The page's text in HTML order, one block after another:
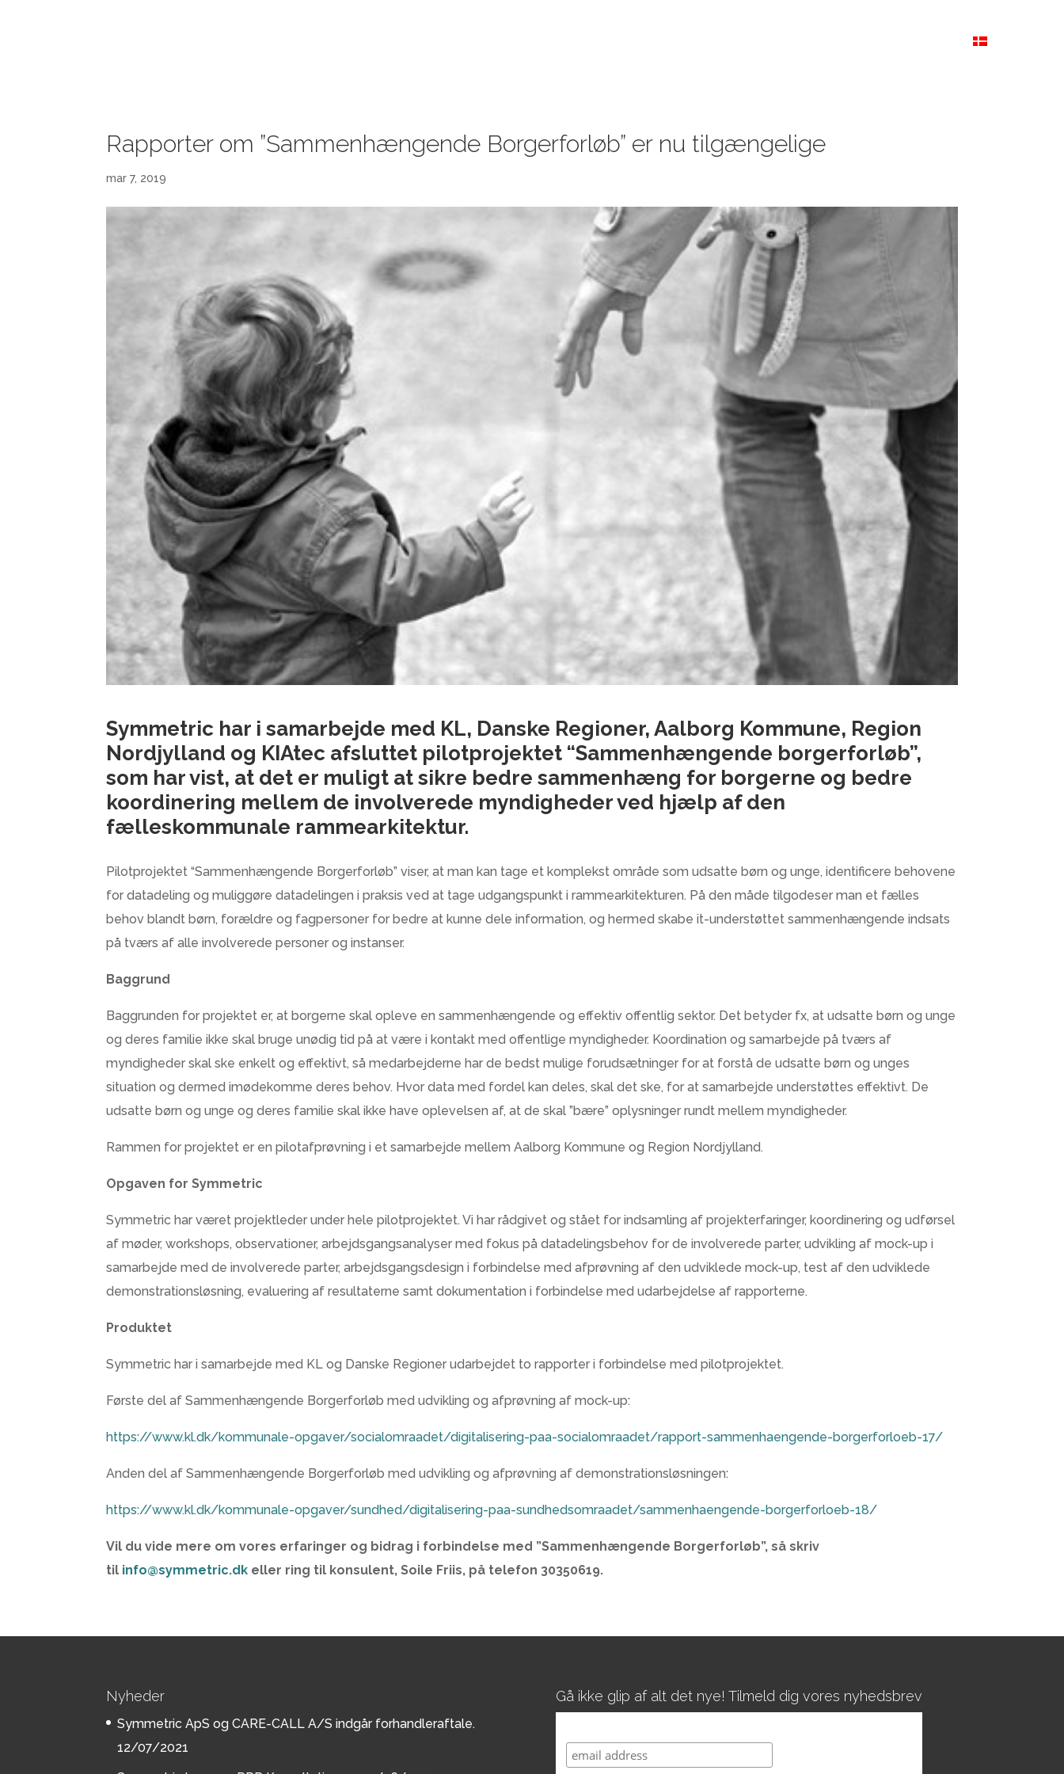
Rapporter om ”Sammenhængende Borgerforløb” er nu tilgængelige
mar 7, 2019
Symmetric har i samarbejde med KL, Danske Regioner, Aalborg Kommune, Region
Nordjylland og KIAtec afsluttet pilotprojektet “Sammenhængende borgerforløb”,
som har vist, at det er muligt at sikre bedre sammenhæng for borgerne og bedre
koordinering mellem de involverede myndigheder ved hjælp af den
fælleskommunale rammearkitektur.
Pilotprojektet “Sammenhængende Borgerforløb” viser, at man kan tage et komplekst område som udsatte børn og unge, identificere behovene
for datadeling og muliggøre datadelingen i praksis ved at tage udgangspunkt i rammearkitekturen. På den måde tilgodeser man et fælles
behov blandt børn, forældre og fagpersoner for bedre at kunne dele information, og hermed skabe it-understøttet sammenhængende indsats
på tværs af alle involverede personer og instanser.
Baggrund
Baggrunden for projektet er, at borgerne skal opleve en sammenhængende og effektiv offentlig sektor. Det betyder fx, at udsatte børn og unge
og deres familie ikke skal bruge unødig tid på at være i kontakt med offentlige myndigheder. Koordination og samarbejde på tværs af
myndigheder skal ske enkelt og effektivt, så medarbejderne har de bedst mulige forudsætninger for at forstå de udsatte børn og unges
situation og dermed imødekomme deres behov. Hvor data med fordel kan deles, skal det ske, for at samarbejde understøttes effektivt. De
udsatte børn og unge og deres familie skal ikke have oplevelsen af, at de skal ”bære” oplysninger rundt mellem myndigheder.
Rammen for projektet er en pilotafprøvning i et samarbejde mellem Aalborg Kommune og Region Nordjylland.
Opgaven for Symmetric
Symmetric har været projektleder under hele pilotprojektet. Vi har rådgivet og stået for indsamling af projekterfaringer, koordinering og udførsel
af møder, workshops, observationer, arbejdsgangsanalyser med fokus på datadelingsbehov for de involverede parter, udvikling af mock-up i
samarbejde med de involverede parter, arbejdsgangsdesign i forbindelse med afprøvning af den udviklede mock-up, test af den udviklede
demonstrationsløsning, evaluering af resultaterne samt dokumentation i forbindelse med udarbejdelse af rapporterne.
Produktet
Symmetric har i samarbejde med KL og Danske Regioner udarbejdet to rapporter i forbindelse med pilotprojektet.
Første del af Sammenhængende Borgerforløb med udvikling og afprøvning af mock-up:
https://www.kl.dk/kommunale-opgaver/socialomraadet/digitalisering-paa-socialomraadet/rapport-sammenhaengende-borgerforloeb-17/
Anden del af Sammenhængende Borgerforløb med udvikling og afprøvning af demonstrationsløsningen:
https://www.kl.dk/kommunale-opgaver/sundhed/digitalisering-paa-sundhedsomraadet/sammenhaengende-borgerforloeb-18/
Vil du vide mere om vores erfaringer og bidrag i forbindelse med ”Sammenhængende Borgerforløb”, så skriv
til info@symmetric.dk eller ring til konsulent, Soile Friis, på telefon 30350619.
Nyheder
Symmetric ApS og CARE-CALL A/S indgår forhandleraftale.
12/07/2021
Gå ikke glip af alt det nye! Tilmeld dig vores nyhedsbrev